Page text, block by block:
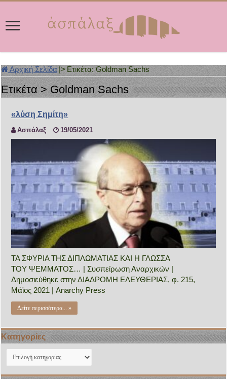
Αρχική Σελίδα |> Ετικέτα:Goldman Sachs
Ετικέτα >Goldman Sachs
«λύση Σημίτη»
Ασπάλαξ 19/05/2021
ΤΑ ΣΦΥΡΙΑ ΤΗΣ ΔΙΠΛΩΜΑΤΙΑΣ ΚΑΙ Η ΓΛΩΣΣΑ
ΤΟΥ ΨΕΜΜΑΤΟΣ… | Συσπείρωση Αναρχικών |
Δημοσιεύθηκε στην ΔΙΑΔΡΟΜΗ ΕΛΕΥΘΕΡΙΑΣ, φ. 215,
Μάϊος 2021 | Anarchy Press
Δείτε περισσότερα... »
Kατηγορίες
Kατηγορίες